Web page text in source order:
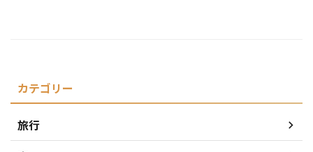
カテゴリー
旅行